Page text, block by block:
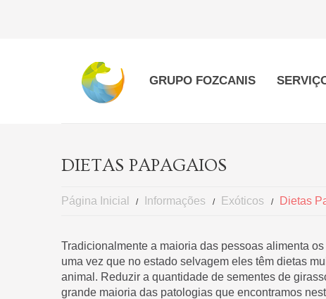
GRUPO FOZCANIS
DIETAS PAPAGAIOS
Página Inicial Informações Exóticos Dietas
Tradicionalmente a maioria das pessoas alimenta
uma vez que no estado selvagem eles têm dietas
animal. Reduzir a quantidade de sementes de
grande maioria das patologias que encontramos